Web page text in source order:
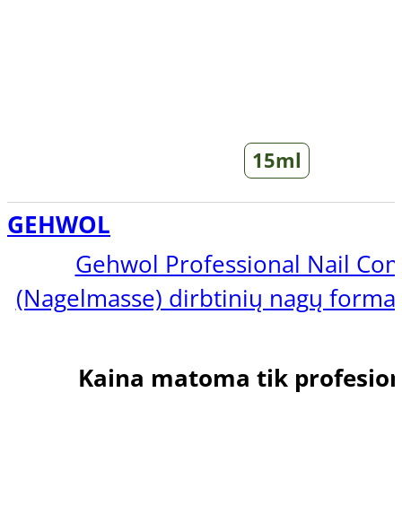
15ml
GEHWOL
Gehwol Professional Nail
(Nagelmasse) dirbtinių nagų
Kaina matoma tik